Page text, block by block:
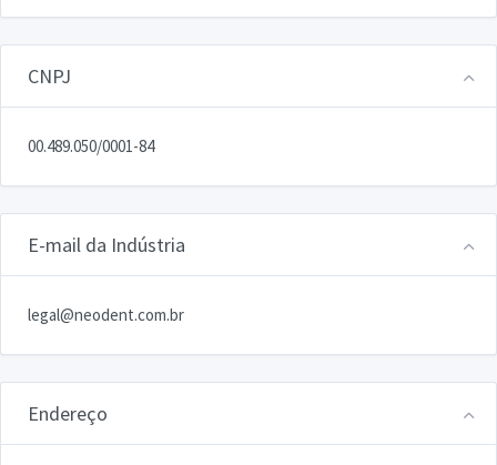
CNPJ
00.489.050/0001-84
E-mail da Indústria
legal@neodent.com.br
Endereço